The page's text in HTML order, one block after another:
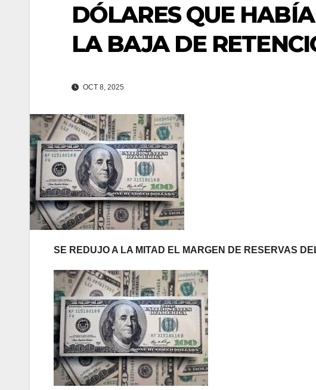
DÓLARES QUE
LA BAJA DE
OCT 8, 2025
SE REDUJO A LA MITAD EL MARGEN DE RESERVAS